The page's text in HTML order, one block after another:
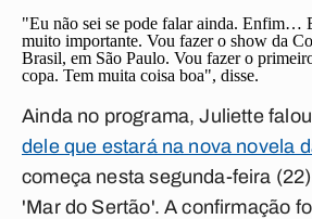
"Eu não sei se pode falar ainda. Enfim…
muito importante. Vou fazer o show da
Brasil, em São Paulo. Vou fazer o
copa. Tem muita coisa boa", disse.
Ainda no programa, Juliette
dele que estará na nova novela
começa nesta segunda-feira
'Mar do Sertão'. A confirmação